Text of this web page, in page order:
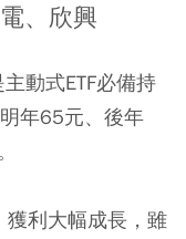
、欣興
動式ETF必備持
年65元、後年
獲利大幅成長，雖